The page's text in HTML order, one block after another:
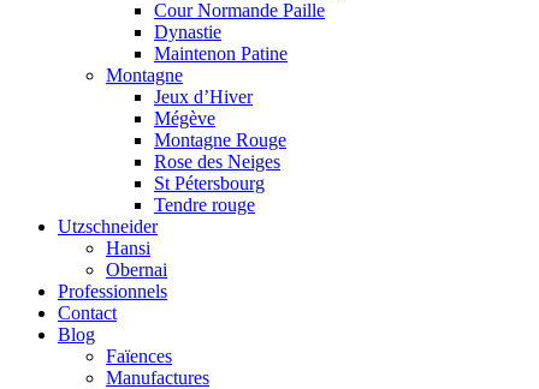
Cour Normande Paille
Dynastie
Maintenon Patine
Montagne
Jeux d’Hiver
Mégève
Montagne Rouge
Rose des Neiges
St Pétersbourg
Tendre rouge
Utzschneider
Hansi
Obernai
Professionnels
Contact
Blog
Faïences
Manufactures